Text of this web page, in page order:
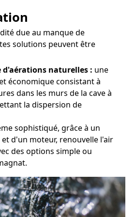
due au manque de
solutions peuvent être
d'aérations naturelles : une
économique consistant à
dans les murs de la cave à
la dispersion de
sophistiqué, grâce à un
et d'un moteur, renouvelle l'air
des options simple ou